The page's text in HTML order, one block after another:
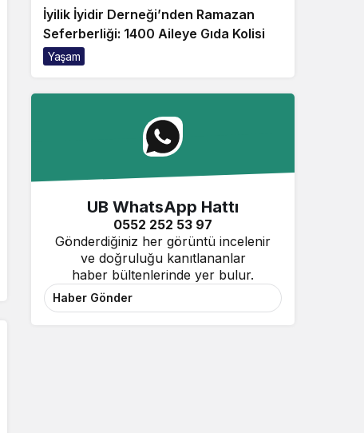
İyilik İyidir Derneği’nden Ramazan
Seferberliği: 1400 Aileye Gıda Kolisi
Yaşam
UB WhatsApp Hattı
0552 252 53 97
Gönderdiğiniz her görüntü incelenir
ve doğruluğu kanıtlananlar
haber bültenlerinde yer bulur.
Haber Gönder